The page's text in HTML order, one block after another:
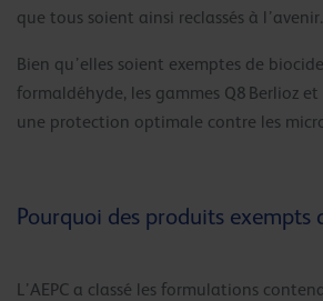
que tous soient ainsi reclassés à l’avenir.
Bien qu’elles soient exemptes de
formaldéhyde, les gammes Q8 Berlioz
une protection optimale contre les
Pourquoi des produits exempts
L’AEPC a classé les formulations